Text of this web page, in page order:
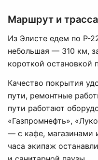
Маршрут и трасса
Из Элисте едем по Р-
небольшая — 310 км,
короткой остановкой
Качество покрытия
пути, ремонтные
пути работают
«Газпромнефть»,
— с кафе, магазинами
часа экипаж